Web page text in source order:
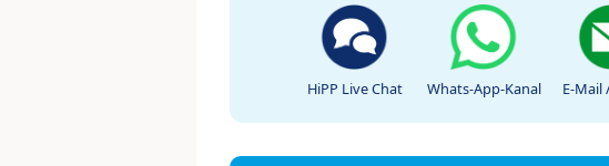
HiPP Live Chat Whats-App-Kanal E-Mail